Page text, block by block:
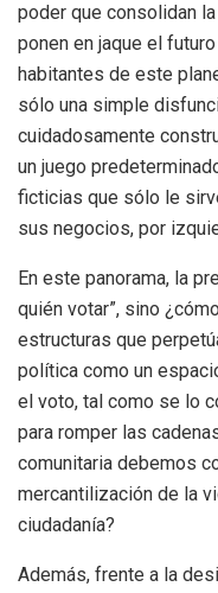
poder que consolidan
ponen en jaque el
habitantes de este
sólo una simple
cuidadosamente
un juego
ficticias que sólo le
sus negocios, por
En este panorama, la
quién votar”, sino
estructuras que
política como un
el voto, tal como se lo
para romper las
comunitaria debemos
mercantilización de la
ciudadanía?
Además, frente a la